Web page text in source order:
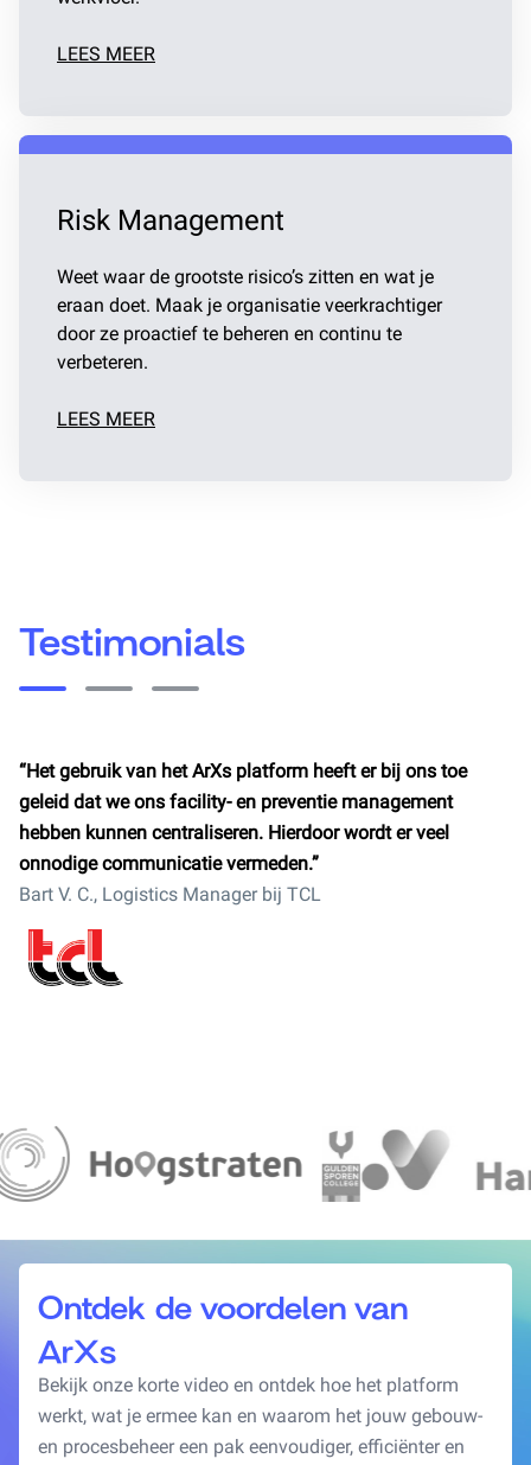
LEES MEER
Risk Management
Weet waar de grootste risico’s zitten en wat je
eraan doet. Maak je organisatie veerkrachtiger
door ze proactief te beheren en continu te
verbeteren.
LEES MEER
Testimonials
“Het gebruik van het ArXs platform heeft er bij ons toe
geleid dat we ons facility- en preventie management
hebben kunnen centraliseren. Hierdoor wordt er veel
onnodige communicatie vermeden.”
Bart V. C., Logistics Manager bij TCL
Ontdek de voordelen van
ArXs
Bekijk onze korte video en ontdek hoe het platform
werkt, wat je ermee kan en waarom het jouw gebouw-
en procesbeheer een pak eenvoudiger, efficiënter en